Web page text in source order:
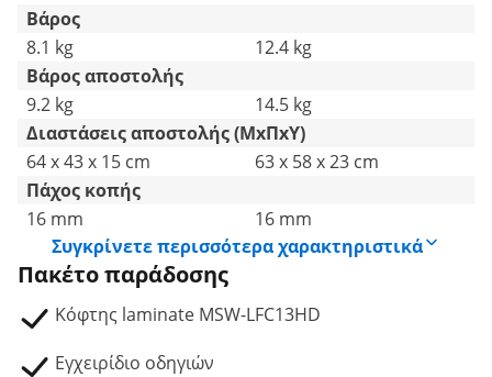
Βάρος
8.1 kg
12.4 kg
Βάρος αποστολής
9.2 kg
14.5 kg
Διαστάσεις αποστολής (ΜxΠxΥ)
64 x 43 x 15 cm
63 x 58 x 23 cm
Πάχος κοπής
16 mm
16 mm
Συγκρίνετε περισσότερα χαρακτηριστικά
Πακέτο παράδοσης
Κόφτης laminate MSW-LFC13HD
Εγχειρίδιο οδηγιών